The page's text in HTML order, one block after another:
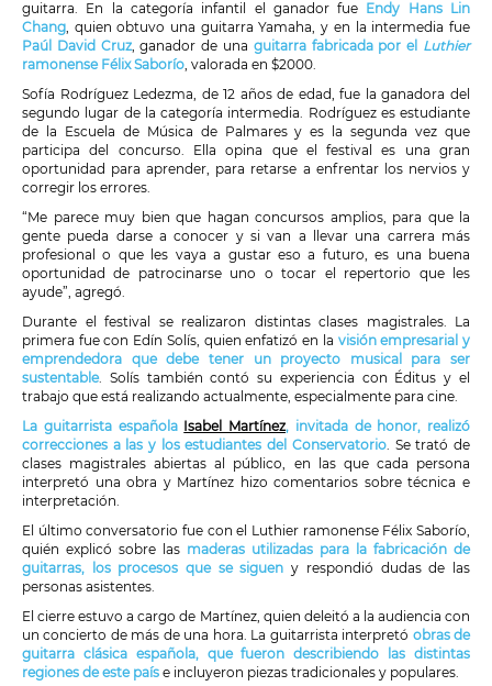
guitarra. En la categoría infantil el ganador fue Endy Hans Lin
Chang, quien obtuvo una guitarra Yamaha, y en la intermedia fue
Paúl David Cruz, ganador de una guitarra fabricada por el Luthier
ramonense Félix Saborío, valorada en $2000.
Sofía Rodríguez Ledezma, de 12 años de edad, fue la ganadora del
segundo lugar de la categoría intermedia. Rodríguez es estudiante
de la Escuela de Música de Palmares y es la segunda vez que
participa del concurso. Ella opina que el festival es una gran
oportunidad para aprender, para retarse a enfrentar los nervios y
corregir los errores.
“Me parece muy bien que hagan concursos amplios, para que la
gente pueda darse a conocer y si van a llevar una carrera más
profesional o que les vaya a gustar eso a futuro, es una buena
oportunidad de patrocinarse uno o tocar el repertorio que les
ayude”, agregó.
Durante el festival se realizaron distintas clases magistrales. La
primera fue con Edín Solís, quien enfatizó en la visión empresarial y
emprendedora que debe tener un proyecto musical para ser
sustentable. Solís también contó su experiencia con Éditus y el
trabajo que está realizando actualmente, especialmente para cine.
La guitarrista española Isabel Martínez, invitada de honor, realizó
correcciones a las y los estudiantes del Conservatorio. Se trató de
clases magistrales abiertas al público, en las que cada persona
interpretó una obra y Martínez hizo comentarios sobre técnica e
interpretación.
El último conversatorio fue con el Luthier ramonense Félix Saborío,
quién explicó sobre las maderas utilizadas para la fabricación de
guitarras, los procesos que se siguen y respondió dudas de las
personas asistentes.
El cierre estuvo a cargo de Martínez, quien deleitó a la audiencia con
un concierto de más de una hora. La guitarrista interpretó obras de
guitarra clásica española, que fueron describiendo las distintas
regiones de este país e incluyeron piezas tradicionales y populares.